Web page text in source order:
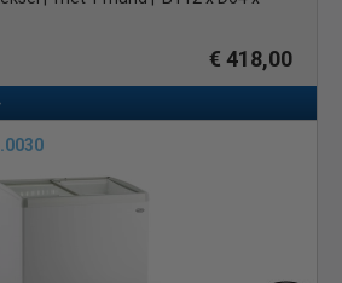
€ 418,00